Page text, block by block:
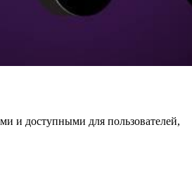
и доступными для пользователей,